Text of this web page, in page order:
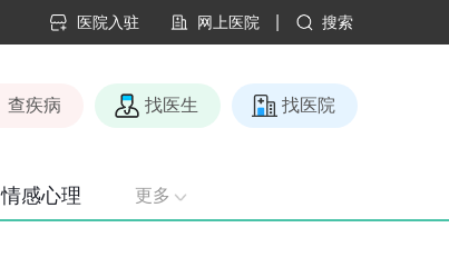
医院入驻 网上医院 搜索
查疾病 找医生 找医院
情感心理 更多